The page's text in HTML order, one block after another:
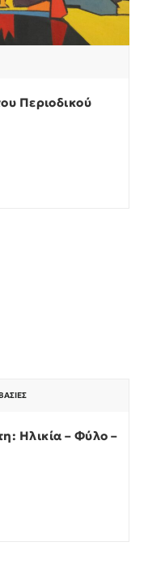
Περιοδικού
Ηλικία – Φύλο –